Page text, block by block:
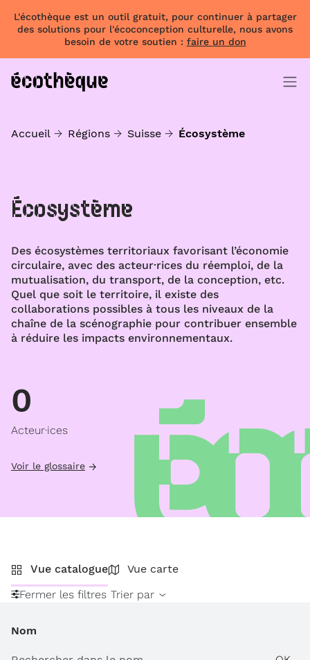
L'écothèque est un outil gratuit, pour continuer à partager
des solutions pour l'écoconception culturelle, nous avons
besoin de votre soutien : faire un don
Accueil Régions Suisse Écosystème
Écosystème
Des écosystèmes territoriaux favorisant l’économie
circulaire, avec des acteur·rices du réemploi, de la
mutualisation, du transport, de la conception, etc.
Quel que soit le territoire, il existe des
collaborations possibles à tous les niveaux de la
chaîne de la scénographie pour contribuer ensemble
à réduire les impacts environnementaux.
0
Acteur·ices
Voir le glossaire
Vue catalogue
Vue carte
Fermer les filtres Trier par
Nom